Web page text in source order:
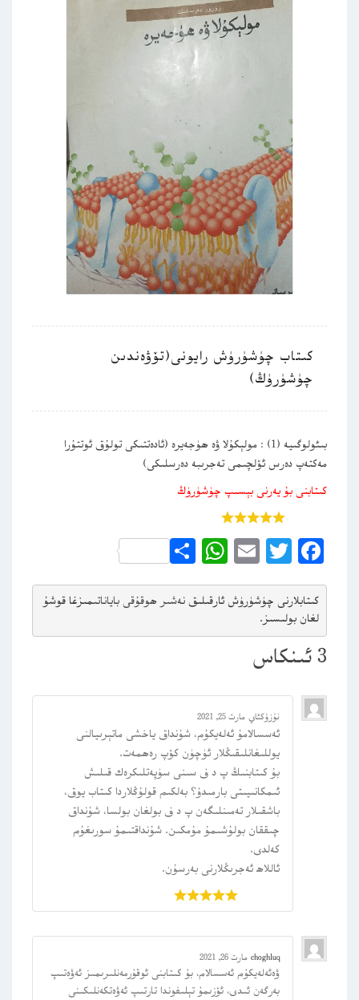
كىتاب چۈشۈرۈش رايونى(تۆۋەندىن
چۈشۈرۈڭ)
بىئولوگىيە (1) : مولېكۇلا ۋە ھۈجەيرە (ئادەتتىكى تولۇق ئوتتۇرا
مەكتەپ دەرس ئۆلچىمى تەجرىبە دەرسلىكى)
كىتابنى بۇ يەرنى بېسىپ چۈشۈرۈڭ
Facebook
Twitter
Email
WhatsApp
Share
كىتابلارنى چۈشۈرۈش ئارقىلىق نەشىر ھوقۇقى باياناتىمىزغا قوشۇ
لغان بولىسىز.
3 ئىنكاس
نۇزۇكئاي مارت 25, 2021
ئەسسالامۇ ئەلەيكۇم، شۇنداق ياخشى ماتېرىيالنى
يوللىغانلىقىڭلار ئۈچۈن كۆپ رەھمەت.
بۇ كىتابنىڭ پ د ف سىنى سۈپەتلىكرەك قىلىش
ئىمكانىيىتى بارمىدۇ؟ بەلكىم قولۇڭلاردا كىتاب يوق،
باشقىلار تەمىنلىگەن پ د ف بولغان بولسا، شۇنداق
چىققان بولۇشىمۇ مۇمكىن. شۇنداقتىمۇ سورىغۇم
كەلدى.
ئاللاھ ئەجرىڭلارنى بەرسۇن.
choghluq مارت 26, 2021
ۋەئەلەيكۇم ئەسسالام، بۇ كىتابنى ئوقۇرمەنلىرىمىز ئەۋەتىپ
بەرگەن ئىدى، ئۆزىمۇ تېلىفوندا تارتىپ ئەۋەتكەنلىكىنى